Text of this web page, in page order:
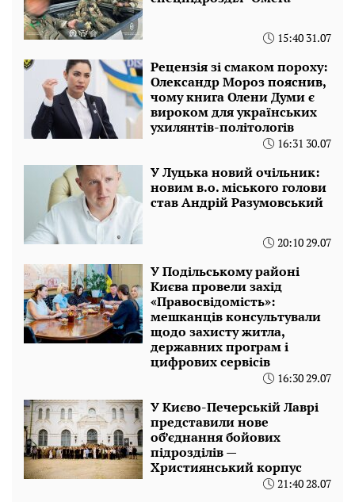
15:40 31.07
Рецензія зі смаком пороху:
Олександр Мороз пояснив,
чому книга Олени Думи є
вироком для українських
ухилянтів-політологів
16:31 30.07
У Луцька новий очільник:
новим в.о. міського голови
став Андрій Разумовський
20:10 29.07
У Подільському районі
Києва провели захід
«Правосвідомість»:
мешканців консультували
щодо захисту житла,
державних програм і
цифрових сервісів
16:30 29.07
У Києво-Печерській Лаврі
представили нове
об’єднання бойових
підрозділів —
Християнський корпус
21:40 28.07